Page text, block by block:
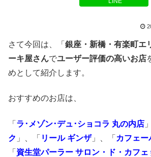
さて今回は、「 銀座・新橋・有楽町エ
ーキ屋さんでユーザー評価の高いお店
めとして紹介します。
おすすめのお店は、
「 ラ･メゾン･デュ･ショコラ 丸の内店
ク 」、「 リール ギンザ」、「 カフェー
「 資生堂パーラー サロン・ド・カフェ